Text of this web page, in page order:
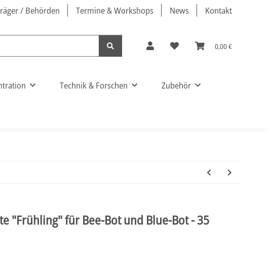
/ Behörden Termine & Workshops News Kontakt
0,00 €
Technik & Forschen Zubehör
"Frühling" für Bee-Bot und Blue-Bot - 35